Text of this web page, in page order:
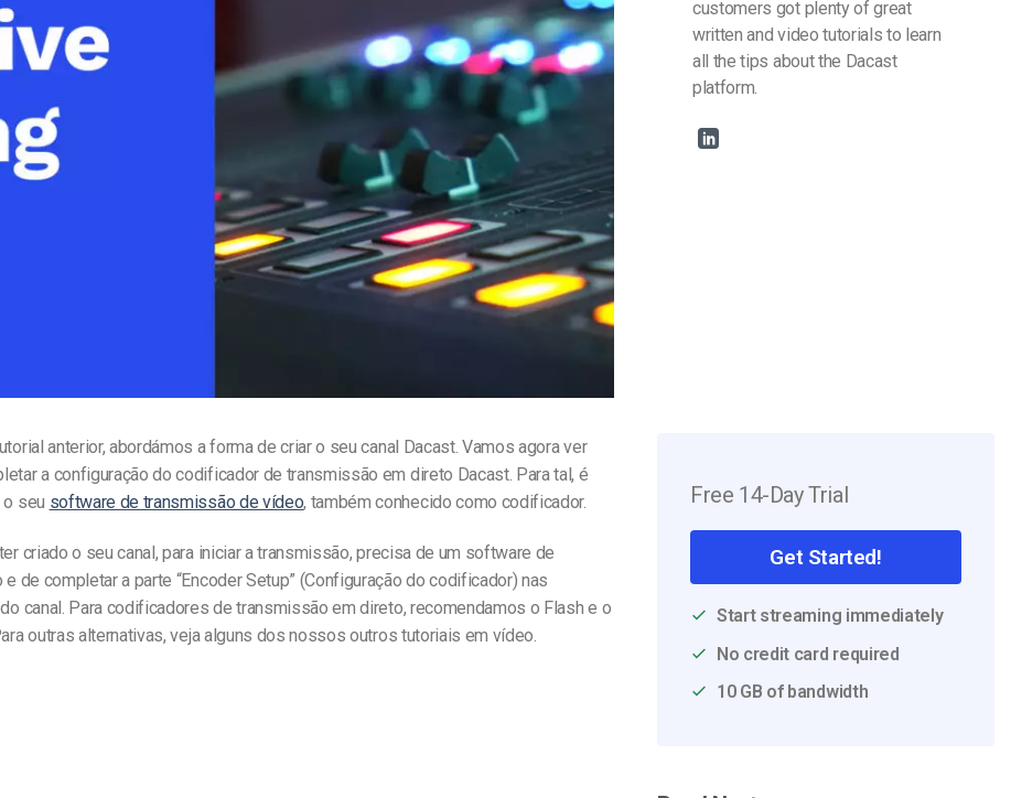
Monetização de Vídeo
Marketing em Vídeo
customers got plenty of great
written and video tutorials to learn
all the tips about the Dacast
platform.
anterior, abordámos a forma de criar o seu canal Dacast. Vamos agora ver
a configuração do codificador de transmissão em direto Dacast. Para tal, é
seu software de transmissão de vídeo, também conhecido como codificador.
criado o seu canal, para iniciar a transmissão, precisa de um software de
de completar a parte “Encoder Setup” (Configuração do codificador) nas
canal. Para codificadores de transmissão em direto, recomendamos o Flash e o
outras alternativas, veja alguns dos nossos outros tutoriais em vídeo.
Free 14-Day Trial
Get Started!
Start streaming immediately
No credit card required
10 GB of bandwidth